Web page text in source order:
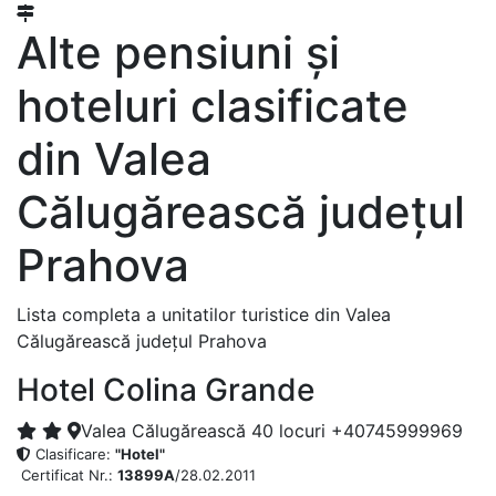
Alte pensiuni și
hoteluri clasificate
din Valea
Călugărească județul
Prahova
Lista completa a unitatilor turistice din Valea
Călugărească județul Prahova
Hotel Colina Grande
Valea Călugărească 40 locuri +40745999969
Clasificare: "Hotel"
Certificat Nr.: 13899A/28.02.2011